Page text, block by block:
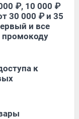
₽, 10 000 ₽
30 000 ₽ и 35
и все
промокоду
к